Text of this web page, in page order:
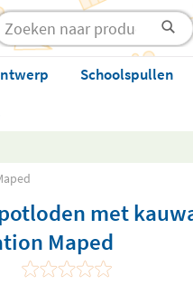
Schoolspullen
met
Maped